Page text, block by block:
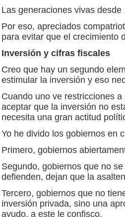
Las generaciones vivas
Por eso, apreciados
para evitar que el crecimiento
Inversión y cifras fiscales
Creo que hay un segundo
estimular la inversión y eso
Cuando uno ve restricciones
aceptar que la inversión no
necesita una gran actitud
Yo he divido los gobiernos en
Primero, gobiernos
Segundo, gobiernos que no
defienden, dejan que la
Tercero, gobiernos que no
inversión privada, sino una
ayudo, a este le confisco.